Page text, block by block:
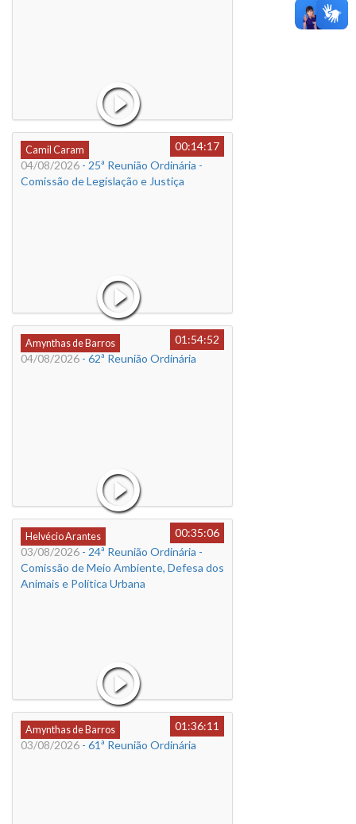
Camil Caram
00:14:17
04/08/2026 - 25ª Reunião Ordinária -
Comissão de Legislação e Justiça
Amynthas de Barros
01:54:52
04/08/2026 - 62ª Reunião Ordinária
Helvécio Arantes
00:35:06
03/08/2026 - 24ª Reunião Ordinária -
Comissão de Meio Ambiente, Defesa dos
Animais e Política Urbana
Amynthas de Barros
01:36:11
03/08/2026 - 61ª Reunião Ordinária